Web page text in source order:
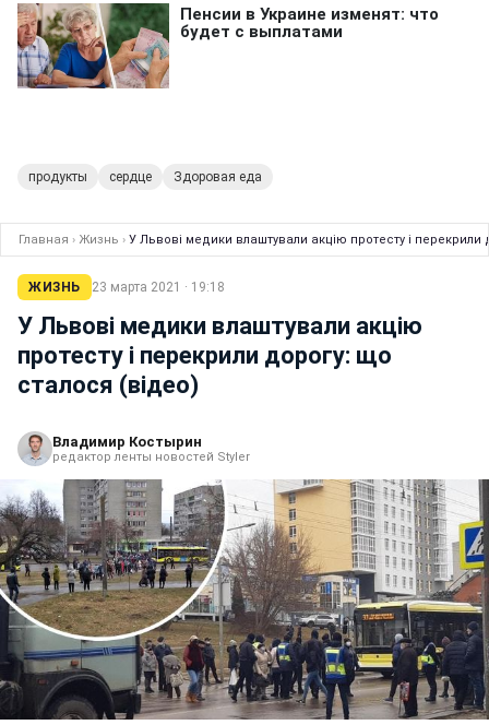
продукты сердце Здоровая еда
Главная › Жизнь › У Львові медики влаштували акцію протесту і
ЖИЗНЬ 23 марта 2021 · 19:18
У Львові медики влаштували акцію
протесту і перекрили дорогу: що
сталося (відео)
Владимир Костырин
редактор ленты новостей Styler